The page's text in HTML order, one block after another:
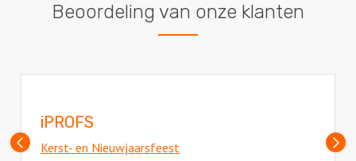
Beoordeling van onze klanten
Vorige
slide
iPROFS
Kerst- en Nieuwjaarsfeest